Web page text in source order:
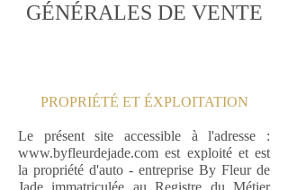
GÉNÉRALES DE VENTE
PROPRIÉTÉ ET ÉXPLOITATION
Le présent site accessible à l'adresse :
www.byfleurdejade.com est exploité et est
la propriété d'auto - entreprise By Fleur de